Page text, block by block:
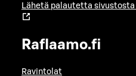
Lähetä palautetta sivustosta
Raflaamo.fi
Ravintolat